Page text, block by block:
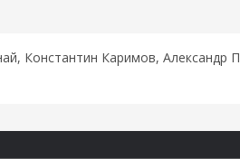
Константин Каримов,